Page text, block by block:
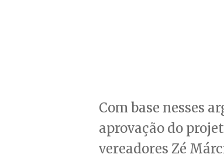
Com base nesses
aprovação do
vereadores Zé